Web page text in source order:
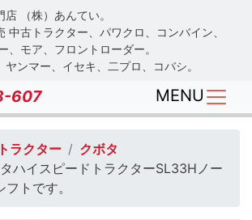
Skip
to
main
content
（株）あんてい。
中古トラクター、パワクロ、コンバイン、
、モア、フロントローダー。
ンマー、イセキ、二プロ、コバシ。
607 MENU
ラクター
クボタ
ハイスピードトラクターSL33Hノー
トです。